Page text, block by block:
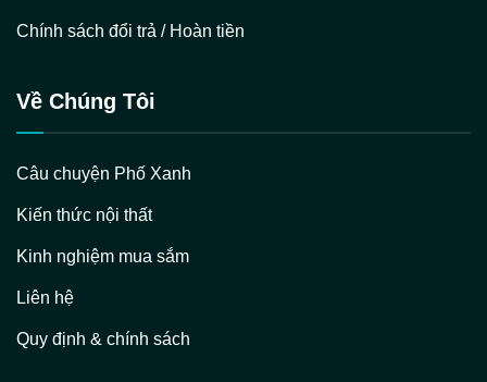
Chính sách đổi trả / Hoàn tiền
Về Chúng Tôi
Câu chuyện Phố Xanh
Kiến thức nội thất
Kinh nghiệm mua sắm
Liên hệ
Quy định & chính sách